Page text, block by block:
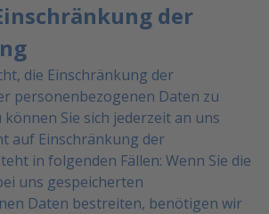
der
die Einschränkung der
personenbezogenen Daten zu
können Sie sich jederzeit an uns
auf Einschränkung der
in folgenden Fällen: Wenn Sie die
uns gespeicherten
Daten bestreiten, benötigen wir